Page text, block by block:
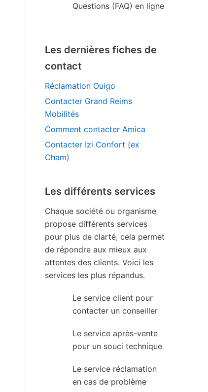
Questions (FAQ) en ligne
Les dernières fiches de
contact
Réclamation Ouigo
Contacter Grand Reims
Mobilités
Comment contacter Amica
Contacter Izi Confort (ex
Cham)
Les différents services
Chaque société ou organisme
propose différents services
pour plus de clarté, cela permet
de répondre aux mieux aux
attentes des clients. Voici les
services les plus répandus.
Le service client pour
contacter un conseiller
Le service après-vente
pour un souci technique
Le service réclamation
en cas de problème